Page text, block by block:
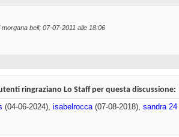
bell; 07-07-2011 alle 18:06
ringraziano Lo Staff per questa discussione:
(04-06-2024), isabelrocca(07-08-2018), sandra 24